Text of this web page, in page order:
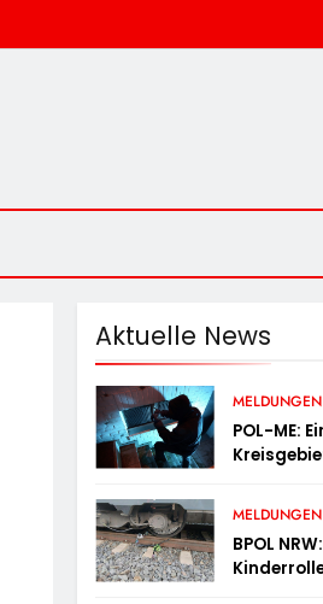
Aktuelle News
MELDUNGEN
POL-ME:
MELDUNGEN
BPOL